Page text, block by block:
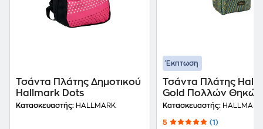
Τσάντα Πλάτης Δημοτικού
Hallmark Dots
Κατασκευαστής: HALLMARK
Έκπτωση
Τσάντα Πλάτης
Gold Πολλών Θηκών
Κατασκευαστής: HALLMARK
5 (1)